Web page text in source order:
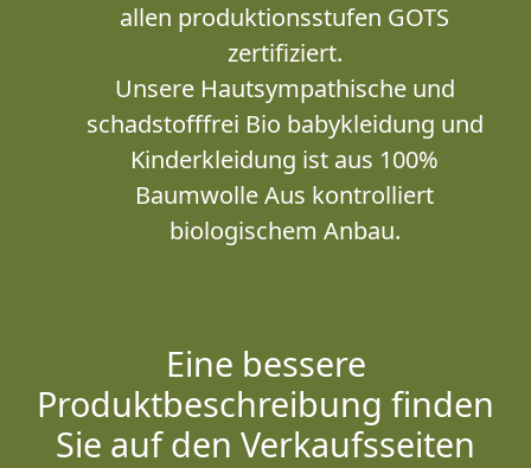
allen produktionsstufen GOTS
zertifiziert.
Unsere Hautsympathische und
schadstofffrei Bio babykleidung und
Kinderkleidung ist aus 100%
Baumwolle Aus kontrolliert
biologischem Anbau.
Eine bessere
Produktbeschreibung finden
Sie auf den Verkaufsseiten